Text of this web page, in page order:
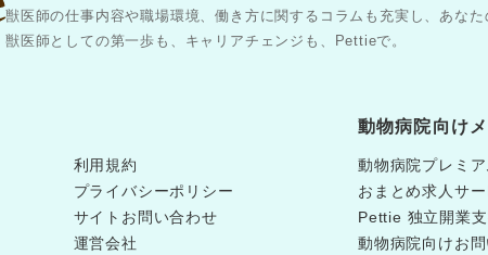
獣医師の仕事内容や職場環境、働き方に関するコラムも充実し、あなた
獣医師としての第一歩も、キャリアチェンジも、Pettieで。
利用規約
プライバシーポリシー
サイトお問い合わせ
運営会社
動物病院向け
動物病院プレミ
おまとめ求人サー
Pettie 独立開業
動物病院向けお